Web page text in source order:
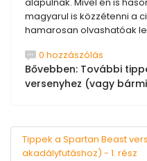
alapulnak. Mivel én is
magyarul is közzétenni a
hamarosan olvashatóak
0 hozzászólás
Bővebben: További
versenyhez (vagy
Tippek a Spartan Beast
akadályfutáshoz) - 1. rész